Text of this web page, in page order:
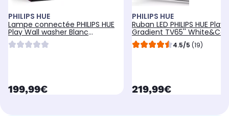
PHILIPS HUE
Lampe connectée PHILIPS HUE
Play Wall washer Blanc
White&Color gradi
currentPrice
199,99€
PHILIPS HUE
Ruban LED PHILIPS HUE Play
Gradient TV65''
Ambianc 4.5/5 (19)
currentPrice
219,99€